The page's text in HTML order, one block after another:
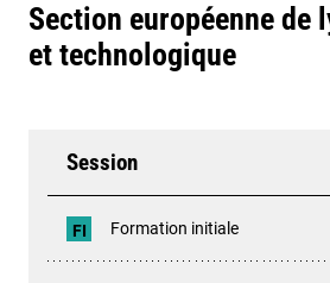
Section européenne de
et technologique
Session
FI Formation initiale